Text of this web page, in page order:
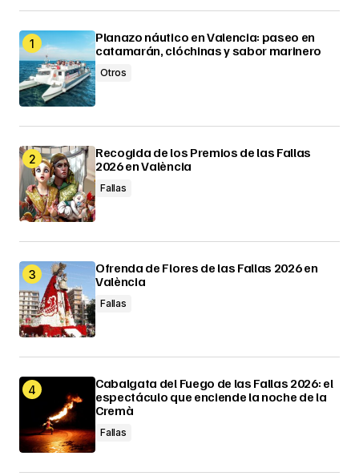
Planazo náutico en Valencia: paseo en
catamarán, clóchinas y sabor marinero
Otros
Recogida de los Premios de las Fallas
2026 en València
Fallas
Ofrenda de Flores de las Fallas 2026 en
València
Fallas
Cabalgata del Fuego de las Fallas 2026: el
espectáculo que enciende la noche de la
Cremà
Fallas